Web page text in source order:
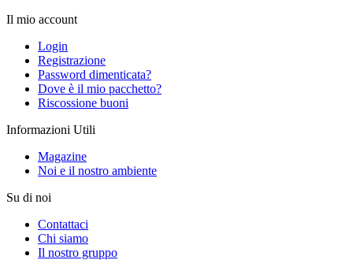
Il mio account
Login
Registrazione
Password dimenticata?
Dove è il mio pacchetto?
Riscossione buoni
Informazioni Utili
Magazine
Noi e il nostro ambiente
Su di noi
Contattaci
Chi siamo
Il nostro gruppo